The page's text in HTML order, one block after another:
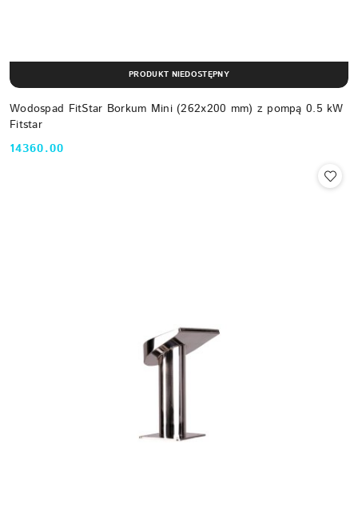
Wodospad FitStar Borkum Mini (262x200 mm) z pompą 0.5 kW
Fitstar
Cena:
14360.00
PRODUKT NIEDOSTĘPNY